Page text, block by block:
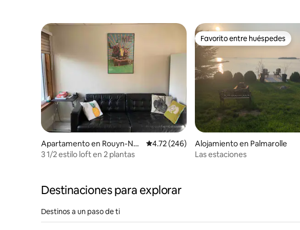
Apartamento en Rouyn-Nor
anda
Calificación promedio: 4.72 de 5, 246 reseñas
4.72 (246)
3 1/2 estilo loft en 2 plantas
Favorito entre huéspedes
Favorito entre huéspedes
Alojamiento en Palmarolle
Las estaciones
Destinaciones para explorar
Destinos a un paso de ti